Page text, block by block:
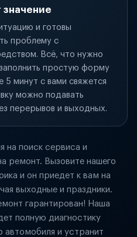
и готовы
проблему с
Всё, что нужно
простую форму
5 минут с вами свяжется
можно подавать
перерывов и выходных.
на поиск сервиса и
ремонт. Вызовите нашего
и он приедет к вам на
выходные и праздники.
гарантирован! Наша
полную диагностику
автомобиля и устранит